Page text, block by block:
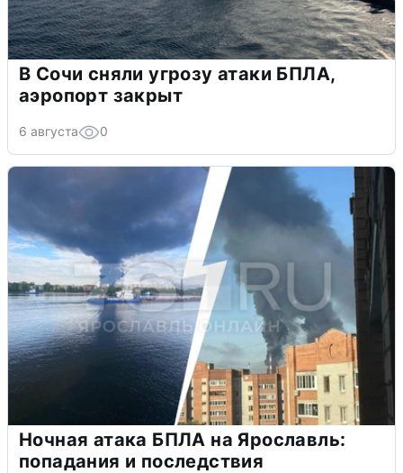
В Сочи сняли угрозу атаки БПЛА,
аэропорт закрыт
6 августа 0
Ночная атака БПЛА на Ярославль:
попадания и последствия